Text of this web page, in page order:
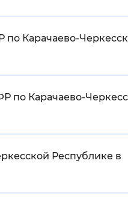
Карачаево-
по Карачаево-
Республике в